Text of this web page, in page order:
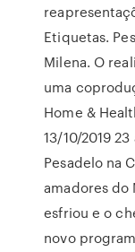
Etiquetas.
Milena. O
uma
Home &
13/10/2019
Pesadelo na
amadores do
esfriou e o
novo